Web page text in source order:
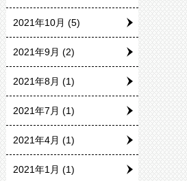
2021年10月 (5)
2021年9月 (2)
2021年8月 (1)
2021年7月 (1)
2021年4月 (1)
2021年1月 (1)